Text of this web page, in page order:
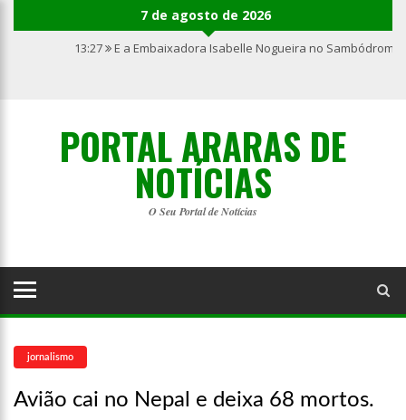
7 de agosto de 2026
13:27 E a Embaixadora Isabelle Nogueira no
PORTAL ARARAS DE
NOTÍCIAS
O Seu Portal de Notícias
jornalismo
Avião cai no Nepal e deixa 68 mortos.